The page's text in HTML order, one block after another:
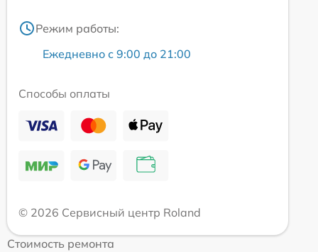
Режим работы:
Ежедневно с 9:00 до 21:00
Способы оплаты
© 2026 Сервисный центр Roland
Стоимость ремонта